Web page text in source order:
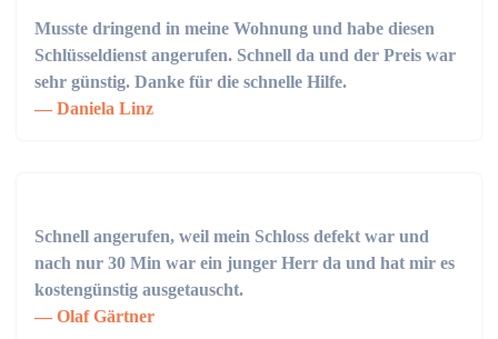
Musste dringend in meine Wohnung und habe diesen
Schlüsseldienst angerufen. Schnell da und der Preis war
sehr günstig. Danke für die schnelle Hilfe.
Daniela Linz
Schnell angerufen, weil mein Schloss defekt war und
nach nur 30 Min war ein junger Herr da und hat mir es
kostengünstig ausgetauscht.
Olaf Gärtner